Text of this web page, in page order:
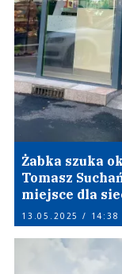
Żabka szuka
Tomasz
miejsce dla
13.05.2025 / 14:38